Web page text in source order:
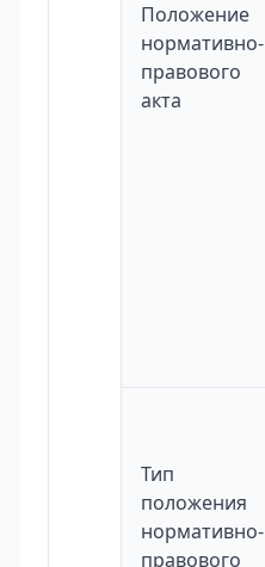
Положение
нормативно-
правового
акта
Тип
положения
нормативно-
правового